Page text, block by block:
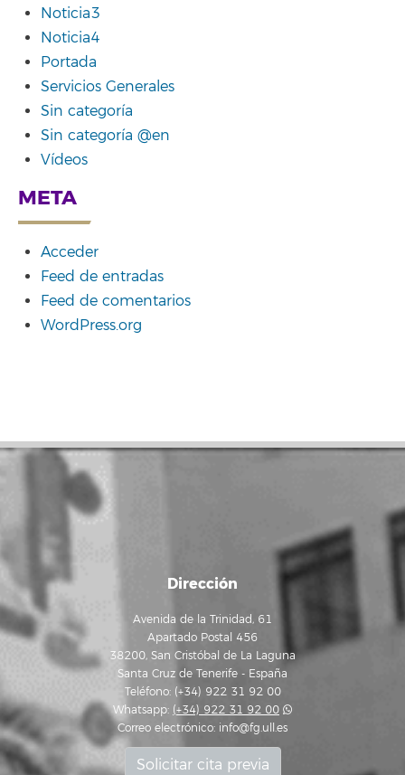
Noticia3
Noticia4
Portada
Servicios Generales
Sin categoría
Sin categoría @en
Vídeos
META
Acceder
Feed de entradas
Feed de comentarios
WordPress.org
Dirección
Avenida de la Trinidad, 61
Apartado Postal 456
38200, San Cristóbal de La Laguna
Santa Cruz de Tenerife - España
Teléfono: (+34) 922 31 92 00
Whatsapp: (+34) 922 31 92 00
Correo electrónico: info@fg.ull.es
Solicitar cita previa